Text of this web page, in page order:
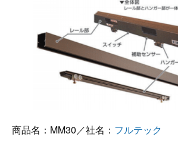
商品名：MM30／社名： フルテック